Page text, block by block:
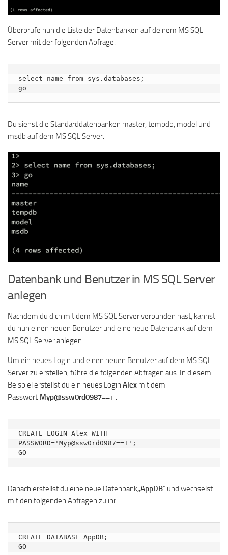
Überprüfe nun die Liste der Datenbanken auf deinem MS SQL
Server mit der folgenden Abfrage.
select name from sys.databases;
go
Du siehst die Standarddatenbanken master, tempdb, model und
msdb auf dem MS SQL Server.
Datenbank und Benutzer in MS SQL Server
anlegen
Nachdem du dich mit dem MS SQL Server verbunden hast, kannst
du nun einen neuen Benutzer und eine neue Datenbank auf dem
MS SQL Server anlegen.
Um ein neues Login und einen neuen Benutzer auf dem MS SQL
Server zu erstellen, führe die folgenden Abfragen aus. In diesem
Beispiel erstellst du ein neues Login Alex mit dem
Passwort ‚Myp@ssw0rd0987==+ ‚.
CREATE LOGIN Alex WITH
PASSWORD='Myp@ssw0rd0987==+';
GO
Danach erstellst du eine neue Datenbank„AppDB“ und wechselst
mit den folgenden Abfragen zu ihr.
CREATE DATABASE AppDB;
GO